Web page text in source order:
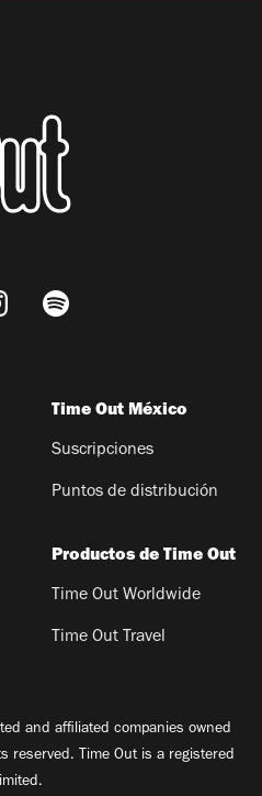
Time Out México
Suscripciones
Puntos de distribución
Productos de Time Out
Time Out Worldwide
Time Out Travel
and affiliated companies owned
reserved. Time Out is a registered